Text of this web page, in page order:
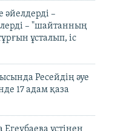
әйелдерді –
– "шайтанның
ұсталып, іс
Ресейдің әуе
17 адам қаза